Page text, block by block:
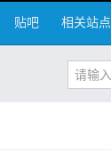
贴吧 相关站点